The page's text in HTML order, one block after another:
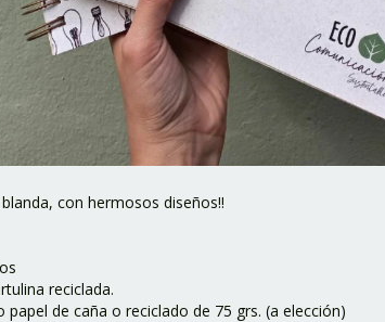
con hermosos diseños!!
reciclada.
de caña o reciclado de 75 grs. (a elección)